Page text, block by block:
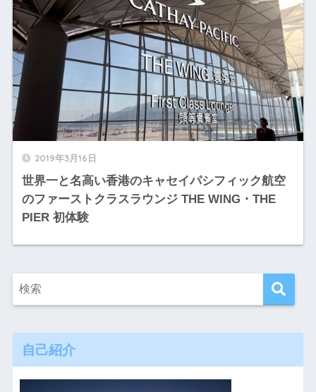
2019年3月16日
世界一と名高い香港のキャセイパシフィック航空
のファーストクラスラウンジ THE WING・THE
PIER 初体験
自己紹介